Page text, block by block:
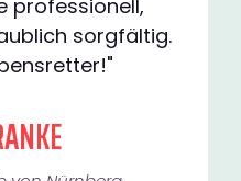
professionell,
sorgfältig.